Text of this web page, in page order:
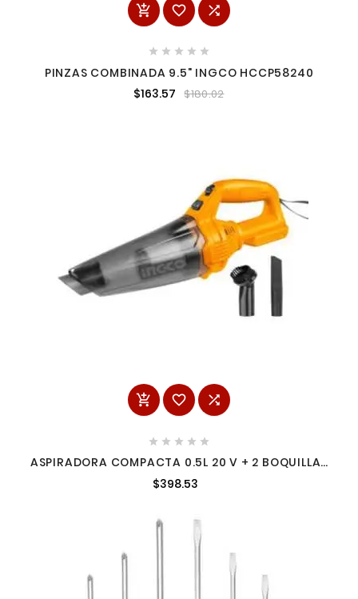
  
    
PINZAS COMBINADA 9.5" INGCO HCCP58240
$163.57
$180.02
  
    
ASPIRADORA COMPACTA 0.5L 20 V + 2 BOQUILLAS
INGCO CVLI201261
$398.53